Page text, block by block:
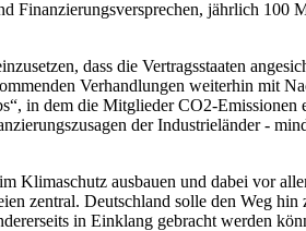
Finanzierungsversprechen, jährlich
dass die Vertragsstaaten
Verhandlungen weiterhin mit
in dem die Mitglieder CO2-
der Industrieländer -
Klimaschutz ausbauen und dabei vor
zentral. Deutschland solle den Weg
in Einklang gebracht werden